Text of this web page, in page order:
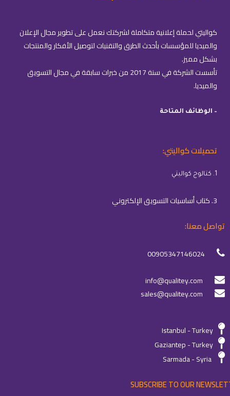
كواليتي لحملة إعلانية متكاملة لشركتك نعمل على تطوير مجال الإعلان
والميديا للمؤسسات بأحدث الطرق والتقنيات لتوصيل الأفكار والمنتجات
بشكل مميز.
تأسست الشركة في سنة 2017 من خبرات سابقة في مجال التسويق
والميديا.
– الوظائف المتاحة
تحميلات كواليتي:
1. كتالوج كواليتي
3. كتاب أساسيات التسويق الإلكتروني
تواصل معنا:
00905347146024
info@qualitey.com
sales@qualitey.com
Istanbul - Turkey
Gaziantep - Turkey
Sarmada - Syria
SUBSCRIBE TO OUR